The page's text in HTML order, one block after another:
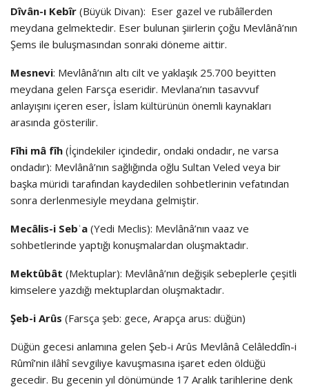
Dîvân-ı Kebîr (Büyük Divan): Eser gazel ve rubâîlerden
meydana gelmektedir. Eser bulunan şiirlerin çoğu Mevlânâ’nın
Şems ile buluşmasından sonraki döneme aittir.
Mesnevi: Mevlânâ’nın altı cilt ve yaklaşık 25.700 beyitten
meydana gelen Farsça eseridir. Mevlana’nın tasavvuf
anlayışını içeren eser, İslam kültürünün önemli kaynakları
arasında gösterilir.
Fîhi mâ fîh (İçindekiler içindedir, ondaki ondadır, ne varsa
ondadır): Mevlânâ’nın sağlığında oğlu Sultan Veled veya bir
başka müridi tarafından kaydedilen sohbetlerinin vefatından
sonra derlenmesiyle meydana gelmiştir.
Mecâlis-i Sebʿa (Yedi Meclis): Mevlânâ’nın vaaz ve
sohbetlerinde yaptığı konuşmalardan oluşmaktadır.
Mektûbât (Mektuplar): Mevlânâ’nın değişik sebeplerle çeşitli
kimselere yazdığı mektuplardan oluşmaktadır.
Şeb-i Arûs (Farsça şeb: gece, Arapça arus: düğün)
Düğün gecesi anlamına gelen Şeb-i Arûs Mevlânâ Celâleddîn-i
Rûmî’nin ilâhî sevgiliye kavuşmasına işaret eden öldüğü
gecedir. Bu gecenin yıl dönümünde 17 Aralık tarihlerine denk